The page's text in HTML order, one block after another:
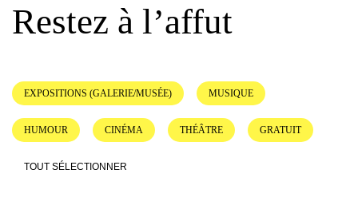
Restez à l’affut
EXPOSITIONS (GALERIE/MUSÉE) MUSIQUE
HUMOUR CINÉMA THÉÂTRE GRATUIT
TOUT SÉLECTIONNER